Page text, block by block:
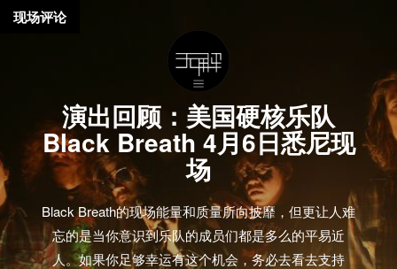
演出回顾：美国硬核乐队
Black Breath 4月6日悉尼现
场
Black Breath的现场能量和质量所向披靡，但更让人难
忘的是当你意识到乐队的成员们都是多么的平易近
人。如果你足够幸运有这个机会，务必去看去支持
现场评论